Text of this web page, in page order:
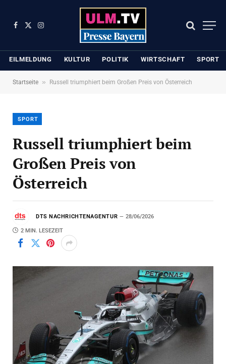
Facebook
X
Instagram
EILMELDUNG KULTUR POLITIK WIRTSCHAFT SPORT
Startseite » Russell triumphiert beim Großen Preis von Österreich
SPORT
Russell triumphiert beim
Großen Preis von
Österreich
DTS NACHRICHTENAGENTUR 28/06/2026
2 MIN. LESEZEIT